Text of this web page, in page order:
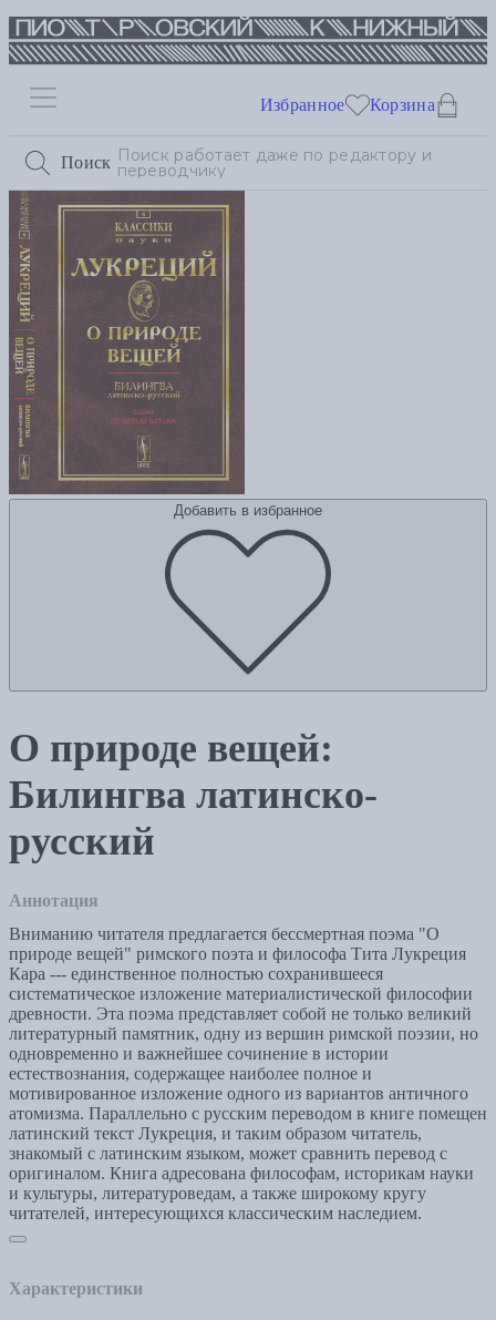
Поиск
Избранное Корзина
Добавить в избранное
О природе вещей:
Билингва латинско-
русский
Аннотация
Вниманию читателя предлагается бессмертная поэма "О
природе вещей" римского поэта и философа Тита Лукреция
Кара --- единственное полностью сохранившееся
систематическое изложение материалистической философии
древности. Эта поэма представляет собой не только великий
литературный памятник, одну из вершин римской поэзии, но
одновременно и важнейшее сочинение в истории
естествознания, содержащее наиболее полное и
мотивированное изложение одного из вариантов античного
атомизма. Параллельно с русским переводом в книге помещен
латинский текст Лукреция, и таким образом читатель,
знакомый с латинским языком, может сравнить перевод с
оригиналом. Книга адресована философам, историкам науки
и культуры, литературоведам, а также широкому кругу
читателей, интересующихся классическим наследием.
Характеристики